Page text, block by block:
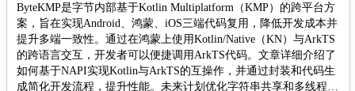
ByteKMP是字节内部基于Kotlin Multiplatform（KMP）的跨平台方
案，旨在实现Android、鸿蒙、iOS三端代码复用，降低开发成本并
提升多端一致性。通过在鸿蒙上使用Kotlin/Native（KN）与ArkTS
的跨语言交互，开发者可以便捷调用ArkTS代码。文章详细介绍了
如何基于NAPI实现Kotlin与ArkTS的互操作，并通过封装和代码生
成简化开发流程，提升性能。未来计划优化字符串共享和多线程限